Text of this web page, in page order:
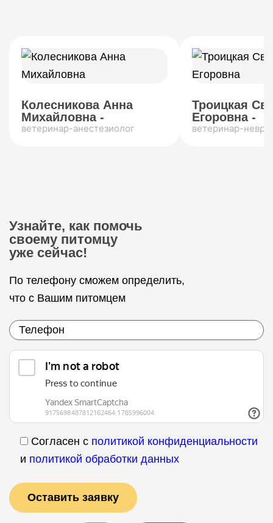
Колесникова Анна
Михайловна -
ветеринар-анестезиолог
Троицкая
Егоровна -
ветеринар-
Узнайте, как помочь
своему питомцу
уже сейчас!
По телефону сможем определить,
что с Вашим питомцем
Согласен с политикой конфиденциальности
и политикой обработки данных